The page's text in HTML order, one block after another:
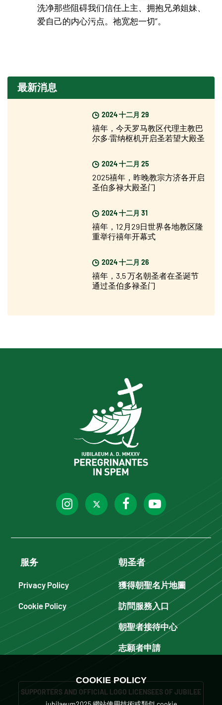
洗净那些阻碍我们信任上主、拥抱兄弟姐妹、
爱自己的内心污点。祂宽恕一切”。
最新消息
2024 十二月 29
禧年，今天罗马教区代理主教巴
尔多·雷纳枢机开启圣若望大殿圣
门
2024 十二月 25
2025禧年，昨晚教宗方济各开启
圣伯多禄大殿圣门
2024 十二月 31
禧年，12月29日世界各地教区隆
重举行禧年开幕式
2024 十二月 26
禧年，3.5 万名朝圣者在圣诞节
通过圣伯多禄圣门
服务
Privacy Policy
Cookie Policy
朝圣者
獲得朝聖名片地圖
訪問服務入口
朝聖者接待中心
志願者申請
SUPPORTERS AND OFFICIAL LOGO LICENSEES OF JUBILEE
COOKIE POLICY